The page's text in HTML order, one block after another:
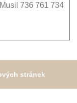
736 761 734
stránek